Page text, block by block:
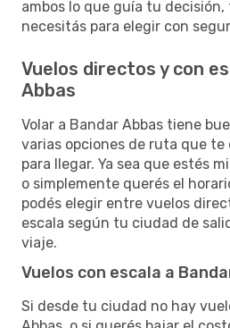
ambos lo que guía tu decisión,
necesitás para elegir con
Vuelos directos y con
Abbas
Volar a Bandar Abbas tiene
varias opciones de ruta que
para llegar. Ya sea que estés
o simplemente querés el
podés elegir entre vuelos
escala según tu ciudad de
viaje.
Vuelos con escala a
Si desde tu ciudad no hay